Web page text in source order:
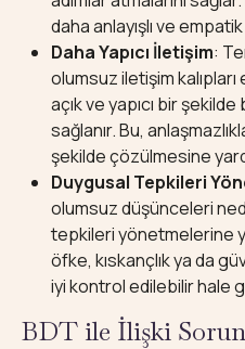
daha anlayışlı ve
Daha Yapıcı İletişim:
olumsuz iletişim
açık ve yapıcı bir
sağlanır. Bu,
şekilde çözülmesine
Duygusal Tepkileri
olumsuz düşünceleri
tepkileri yönetmelerine
öfke, kıskançlık ya da
iyi kontrol edilebilir hale
BDT ile İlişki